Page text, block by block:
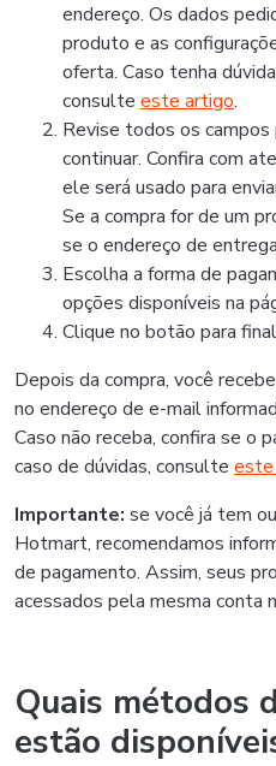
endereço. Os dados
produto e as
oferta. Caso tenha
consulte este artigo.
Revise todos os
continuar. Confira com
ele será usado para
Se a compra for de um
se o endereço de
Escolha a forma de
opções disponíveis na
Clique no botão para
Depois da compra, você
no endereço de e-mail
Caso não receba, confira se o
caso de dúvidas, consulte
Importante: se você já tem
Hotmart, recomendamos
de pagamento. Assim, seus
acessados pela mesma conta
Quais métodos
estão